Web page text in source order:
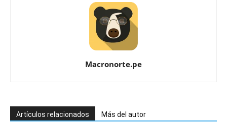
Macronorte.pe
Artículos relacionados Más del autor